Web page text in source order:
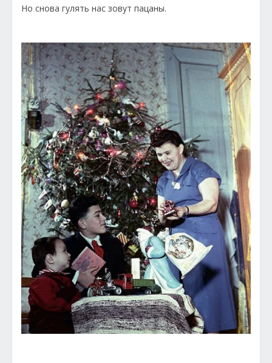
Но снова гулять нас зовут пацаны.